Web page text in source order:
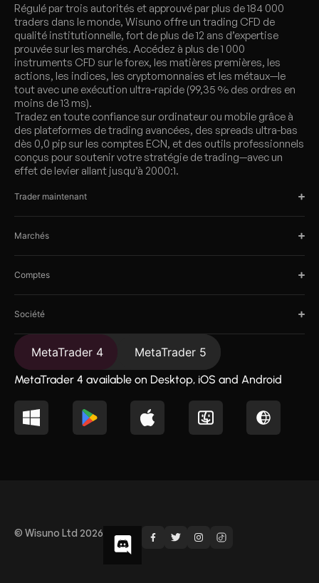
Régulé par trois autorités et approuvé par plus de 184 000
traders dans le monde, Wisuno offre un trading CFD de
qualité institutionnelle, fort de plus de 12 ans d’expertise
prouvée sur les marchés. Accédez à plus de 1 000
instruments CFD sur le forex, les matières premières, les
actions, les indices, les cryptomonnaies et les métaux—le
tout avec une exécution ultra-rapide (99,35 % des ordres en
moins de 13 ms).
Tradez en toute confiance sur ordinateur ou mobile grâce à
des plateformes de trading avancées, des spreads ultra-bas
dès 0,0 pip sur les comptes ECN, et des outils professionnels
conçus pour soutenir votre stratégie de trading—avec un
effet de levier allant jusqu’à 2000:1.
Trader maintenant
Marchés
Comptes
Société
MetaTrader 4 MetaTrader 5
MetaTrader 4 available on Desktop, iOS and Android
© Wisuno Ltd 2026